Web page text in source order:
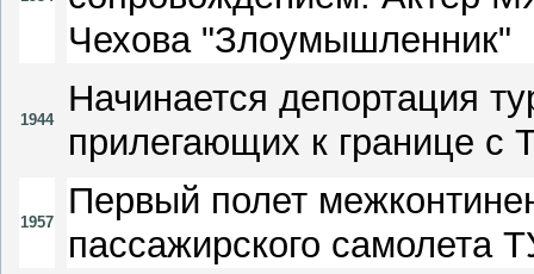
Чехова "Злоумышленник"
1944
Начинается депортация
прилегающих к границе с
1957
Первый полет
пассажирского самолета